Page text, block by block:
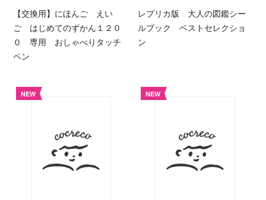
【交換用】にほんご えい
ご はじめてのずかん１２０
０ 専用 おしゃべりタッチ
ペン
レプリカ版 大人の図鑑シー
ルブック ベストセレクショ
ン
NEW NEW